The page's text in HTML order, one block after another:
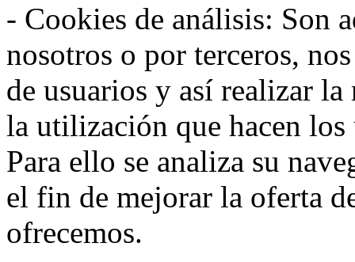
- Cookies de análisis: Son
nosotros o por terceros,
de usuarios y así realizar
la utilización que hacen
Para ello se analiza su
el fin de mejorar la oferta
ofrecemos.